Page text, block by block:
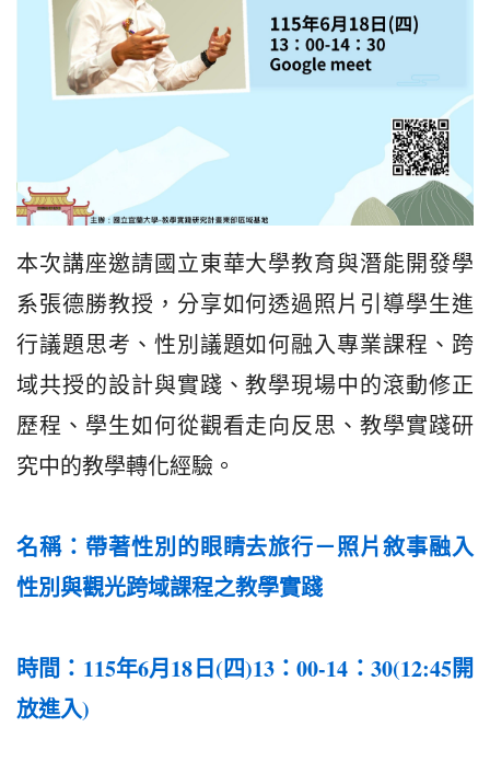
本次講座邀請國立東華大學教育與潛能開發學
系張德勝教授，分享如何透過照片引導學生進
行議題思考、性別議題如何融入專業課程、跨
域共授的設計與實踐、教學現場中的滾動修正
歷程、學生如何從觀看走向反思、教學實踐研
究中的教學轉化經驗。
名稱：帶著性別的眼睛去旅行－照片敘事融入
性別與觀光跨域課程之教學實踐
時間：115年6月18日(四)13：00-14：30(12:45開
放進入)